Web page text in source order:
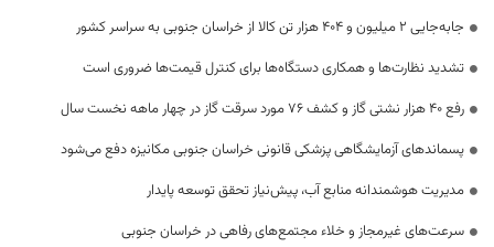
جابه‌جایی 2 میلیون و 404 هزار تن کالا از خراسان جنوبی به سراسر کشور
تشدید نظارت‌ها و همکاری دستگاه‌ها برای کنترل قیمت‌ها ضروری است
رفع 40 هزار نشتی گاز و کشف 76 مورد سرقت گاز در چهار ماهه نخست سال
پسماندهای آزمایشگاهی پزشکی قانونی خراسان جنوبی مکانیزه دفع می‌شود
مدیریت هوشمندانه منابع آب، پیش‌نیاز تحقق توسعه پایدار
سرعت‌های غیرمجاز و خلاء مجتمع‌های رفاهی در خراسان جنوبی